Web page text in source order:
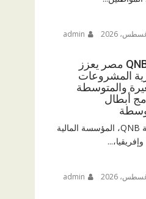
بنك QNB مصر يعزز
المشروعات
والمتوسطة
أبطال
نظّم QNB مصر، التابع لمجموعة QNB، المؤسسة المالية